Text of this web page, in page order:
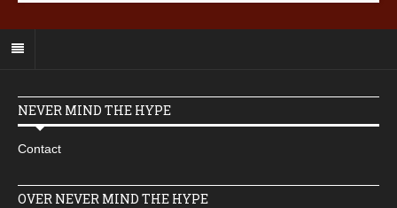
NEVER MIND THE HYPE
Contact
OVER NEVER MIND THE HYPE